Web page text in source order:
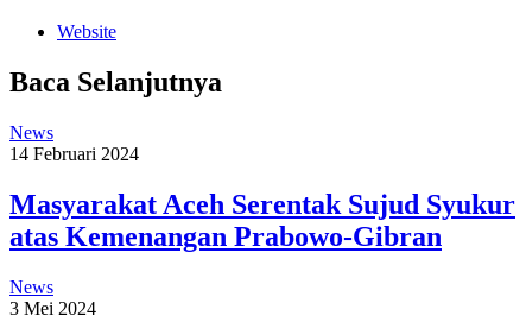
Website
Baca Selanjutnya
News
14 Februari 2024
Masyarakat Aceh Serentak Sujud Syukur
atas Kemenangan Prabowo-Gibran
News
3 Mei 2024